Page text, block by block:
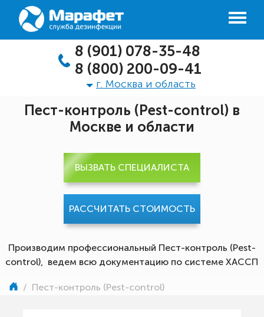
8 (901) 078-35-48
8 (800) 200-09-41
г. Москва и область
Пест-контроль (Pest-control) в
Москве и области
Производим профессиональный Пест-контроль (Pest-
control), ведем всю документацию по системе ХАССП
ВЫЗВАТЬ СПЕЦИАЛИСТА
РАССЧИТАТЬ СТОИМОСТЬ
/ Пест-контроль (Pest-control)